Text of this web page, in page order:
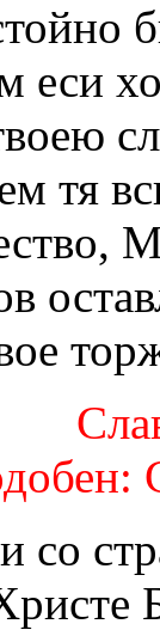
еси
тя
со